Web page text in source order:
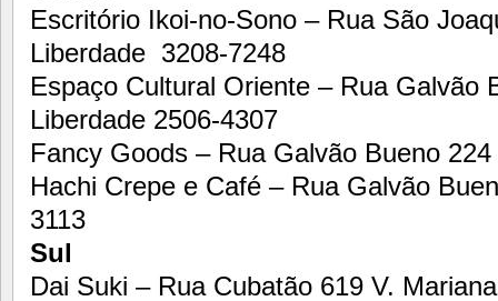
Escritório Ikoi-no-Sono – Rua São
Liberdade 3208-7248
Espaço Cultural Oriente – Rua Galvão
Liberdade 2506-4307
Fancy Goods – Rua Galvão Bueno
Hachi Crepe e Café – Rua Galvão
3113
Sul
Dai Suki – Rua Cubatão 619 V.